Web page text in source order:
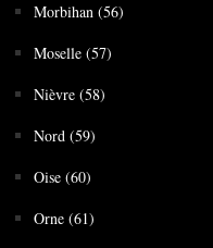
Morbihan (56)
Moselle (57)
Nièvre (58)
Nord (59)
Oise (60)
Orne (61)